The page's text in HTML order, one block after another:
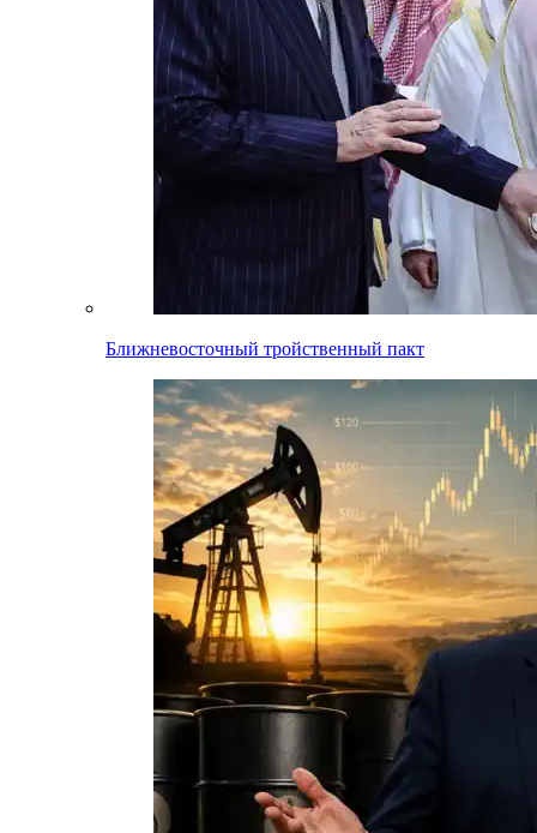
Ближневосточный тройственный пакт